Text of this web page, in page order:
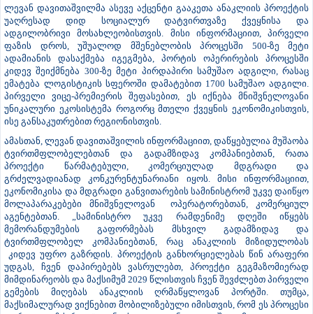
„ჩვენ ხშირად ვსაუბრობთ საქართველოს უნიკალურ გეოპოლიტიკურ
მდებარეობაზე. ანაკლიის ღრმაწყლოვანი ნავსადგურის
განვითარება იქნება მნიშვნელოვანი ქვაკუთხედი სწორედ „შუა
დერეფნის“ ინფრასტრუქტურის განვითარების კუთხით, დერეფნის
მთლიანად კონკურენტუნარიანობის ასამაღლებლად და
საქართველოს როლის გასაზრდელად“, - აღნიშნა პირველმა ვიცე-
პრემიერმა.
ლევან დავითაშვილმა ასევე აქცენტი გააკეთა ანაკლიის პროექტის
უაღრესად დიდ სოციალურ დატვირთვაზე ქვეყნისა და
ადგილობრივი მოსახლეობისთვის. მისი ინფორმაციით, პირველი
ფაზის დროს, უშუალოდ მშენებლობის პროცესში 500-ზე მეტი
ადამიანის დასაქმება იგეგმება, პორტის ოპერირების პროცესში
კიდევ შეიქმნება 300-ზე მეტი პირდაპირი სამუშაო ადგილი, რასაც
ემატება ლოგისტიკის სფეროში დამატებით 1700 სამუშაო ადგილი.
პირველი ვიცე-პრემიერის შეფასებით, ეს იქნება მნიშვნელოვანი
უნიკალური ეკოსისტემა როგორც მთელი ქვეყნის ეკონომიკისთვის,
ისე განსაკუთრებით რეგიონისთვის.
ამასთან, ლევან დავითაშვილის ინფორმაციით, დაწყებულია მუშაობა
ტვირთმფლობელებთან და გადამზიდავ კომპანიებთან, რათა
პროექტი წარმატებული, კომერციულად მდგრადი და
გრძელვადიანად კონკურენტუნარიანი იყოს. მისი ინფორმაციით,
ეკონომიკისა და მდგრადი განვითარების სამინისტრომ უკვე დაიწყო
მოლაპარაკებები მნიშვნელოვან ოპერატორებთან, კომერციულ
აგენტებთან. „სამინისტრო უკვე რამდენიმე დღეში იწყებს